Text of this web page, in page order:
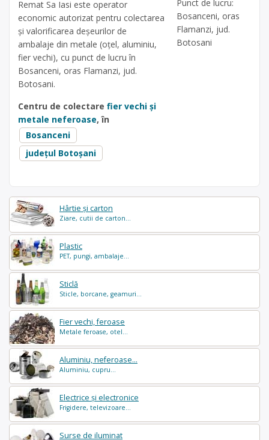
Hârtie și carton
Ziare, cutii de carton...
Plastic
PET, pungi, ambalaje...
Sticlă
Sticle, borcane, geamuri...
Fier vechi, feroase
Metale feroase, otel...
Aluminiu, neferoase...
Aluminiu, cupru...
Electrice și electronice
Frigidere, televizoare...
Surse de iluminat
Remat Sa Iasi este operator
economic autorizat pentru colectarea
și valorificarea deșeurilor de
ambalaje din metale (oțel, aluminiu,
fier vechi), cu punct de lucru în
Bosanceni, oras Flamanzi, jud.
Botosani.
Centru de colectare fier vechi și
metale neferoase, în
Bosanceni
județul Botoșani
Punct de lucru:
Bosanceni, oras
Flamanzi, jud.
Botosani